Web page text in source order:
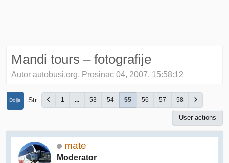
Mandi tours – fotografije
Autor autobusi.org, Prosinac 04, 2007, 15:58:12
Dolje Str 1 ... 53 54 55 56 57 58
User actions
mate
Moderator